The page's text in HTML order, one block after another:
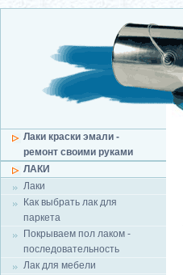
Лаки краски эмали -
ремонт своими руками
ЛАКИ
Лаки
Как выбрать лак для
паркета
Покрываем пол лаком -
последовательность
Лак для мебели